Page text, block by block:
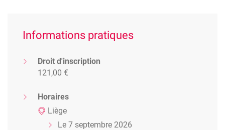
Informations pratiques
Droit d'inscription
121,00 €
Horaires
Liège
Le 7 septembre 2026